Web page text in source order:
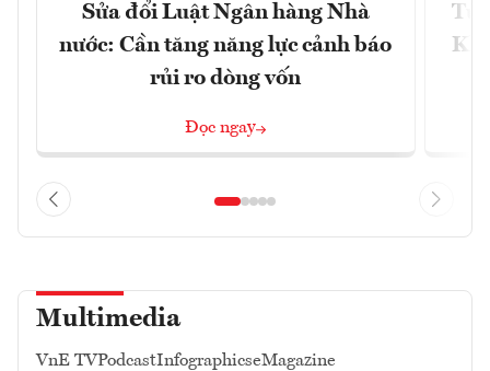
Sửa đổi Luật Ngân hàng Nhà
nước: Cần tăng năng lực cảnh báo
rủi ro dòng vốn
Đọc ngay
Từ
Multimedia
VnE TVPodcastInfographicseMagazine